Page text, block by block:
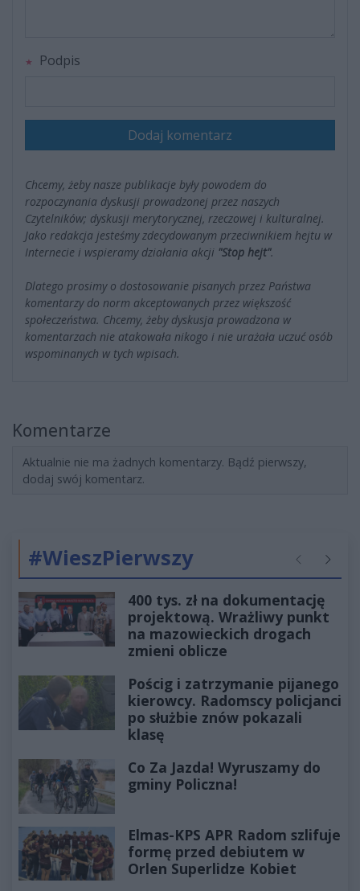
Podpis
Dodaj komentarz
Chcemy, żeby nasze publikacje były powodem do
rozpoczynania dyskusji prowadzonej przez naszych
Czytelników; dyskusji merytorycznej, rzeczowej i kulturalnej.
Jako redakcja jesteśmy zdecydowanym przeciwnikiem hejtu w
Internecie i wspieramy działania akcji "Stop hejt".
Dlatego prosimy o dostosowanie pisanych przez Państwa
komentarzy do norm akceptowanych przez większość
społeczeństwa. Chcemy, żeby dyskusja prowadzona w
komentarzach nie atakowała nikogo i nie urażała uczuć osób
wspominanych w tych wpisach.
Komentarze
Aktualnie nie ma żadnych komentarzy. Bądź pierwszy,
dodaj swój komentarz.
#WieszPierwszy Poprzednie
400 tys. zł na dokumentację
projektową. Wrażliwy punkt
na mazowieckich drogach
zmieni oblicze
Pościg i zatrzymanie pijanego
kierowcy. Radomscy policjanci
po służbie znów pokazali
klasę
Co Za Jazda! Wyruszamy do
gminy Policzna!
Elmas-KPS APR Radom szlifuje
formę przed debiutem w
Orlen Superlidze Kobiet